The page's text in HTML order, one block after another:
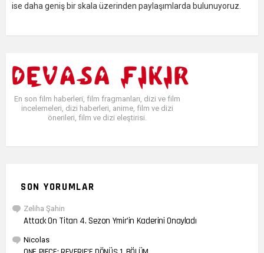
ise daha geniş bir skala üzerinden paylaşımlarda bulunuyoruz.
En son film haberleri, film fragmanları, dizi ve film
incelemeleri, dizi haberleri, anime, film ve dizi
önerileri, film ve dizi eleştirisi.
SON YORUMLAR
Zeliha Şahin
Attack On Titan 4. Sezon Ymir’in Kaderini Onayladı
Nicolas